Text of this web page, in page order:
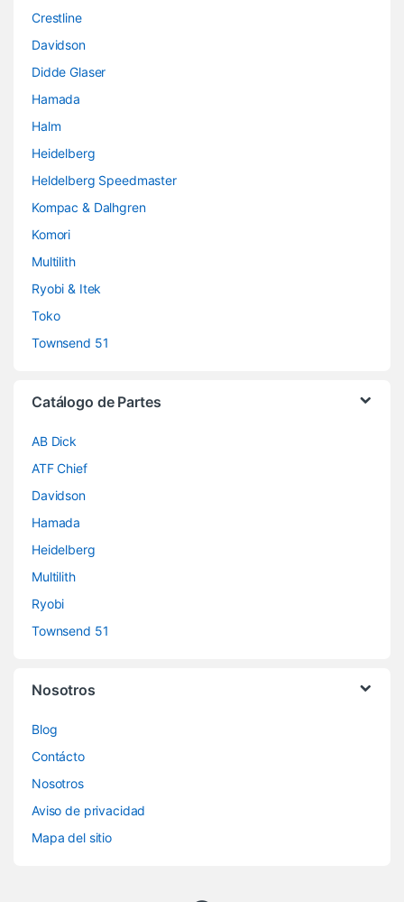
Crestline
Davidson
Didde Glaser
Hamada
Halm
Heidelberg
Heldelberg Speedmaster
Kompac & Dalhgren
Komori
Multilith
Ryobi & Itek
Toko
Townsend 51
Catálogo de Partes
AB Dick
ATF Chief
Davidson
Hamada
Heidelberg
Multilith
Ryobi
Townsend 51
Nosotros
Blog
Contácto
Nosotros
Aviso de privacidad
Mapa del sitio